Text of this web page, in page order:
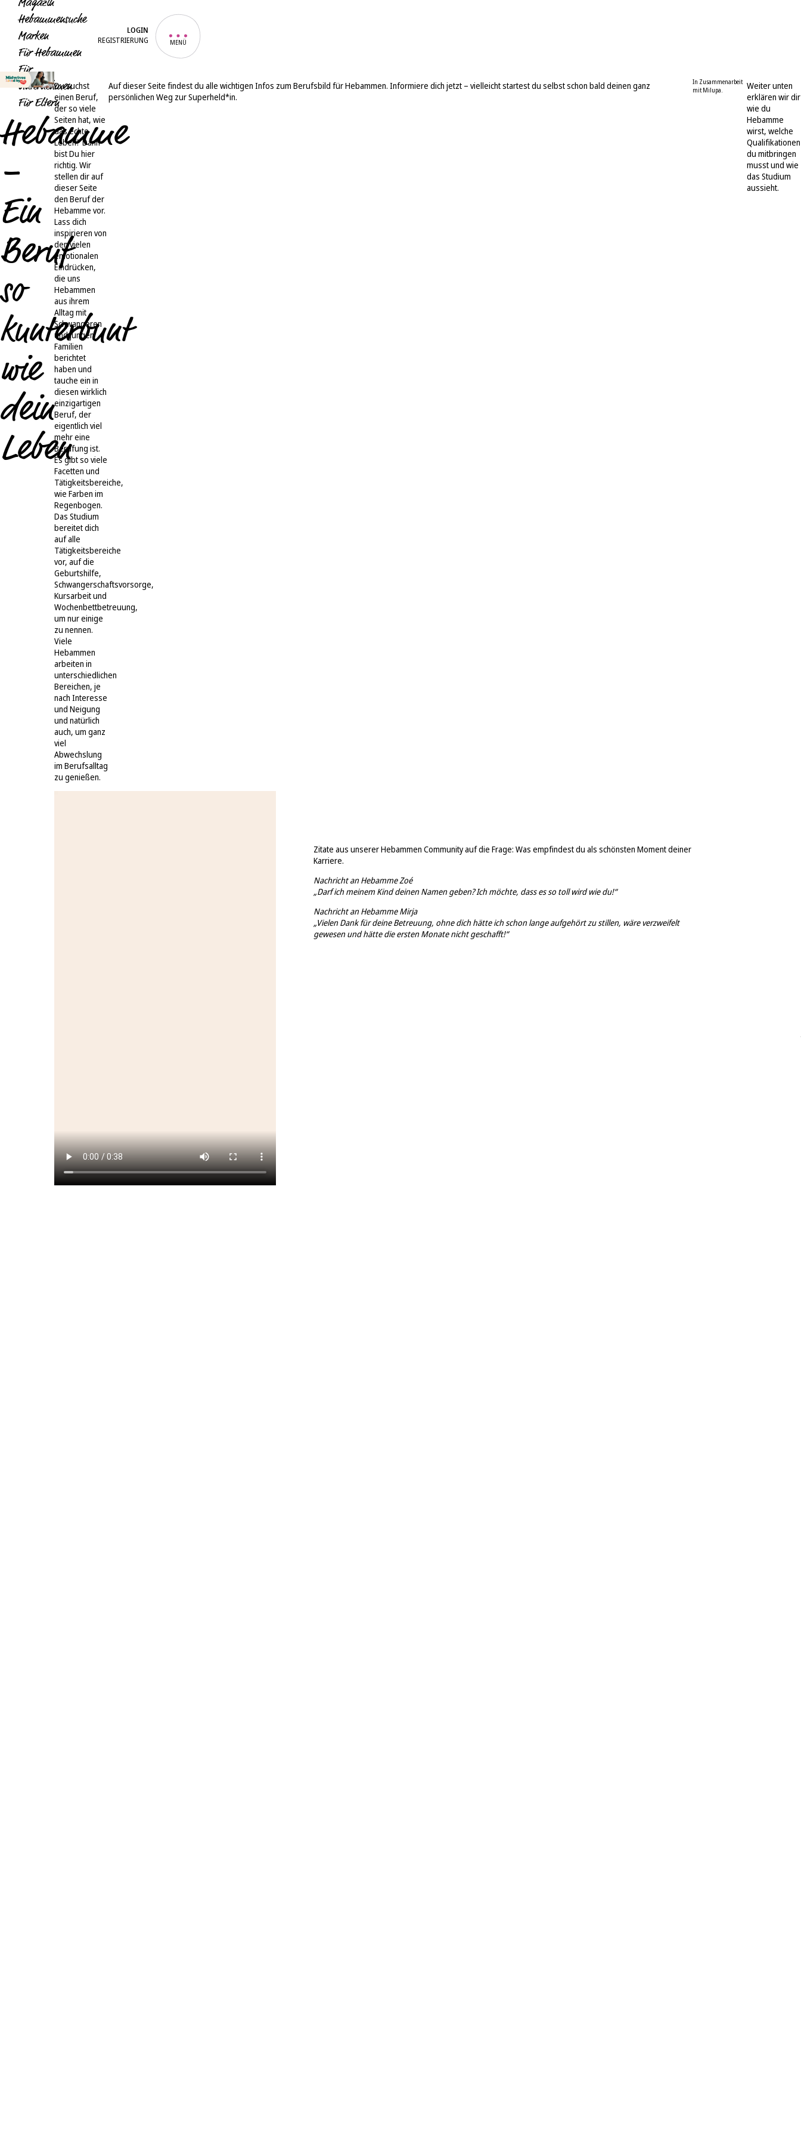
Magazin
Hebammensuche
Marken
Für Hebammen
Für
Unternehmen
Für Eltern
LOGIN
REGISTRIERUNG MENÜ
Hebamme
–
Ein
Beruf
so
kunterbunt
wie
dein
Leben
Du suchst
einen Beruf,
der so viele
Seiten hat, wie
das echte
Leben? Dann
bist Du hier
richtig. Wir
stellen dir auf
dieser Seite
den Beruf der
Hebamme vor.
Lass dich
inspirieren von
den vielen
emotionalen
Eindrücken,
die uns
Hebammen
aus ihrem
Alltag mit
Schwangeren
und jungen
Familien
berichtet
haben und
tauche ein in
diesen wirklich
einzigartigen
Beruf, der
eigentlich viel
mehr eine
Berufung ist.
Es gibt so viele
Facetten und
Tätigkeitsbereiche,
wie Farben im
Regenbogen.
Das Studium
bereitet dich
auf alle
Tätigkeitsbereiche
vor, auf die
Geburtshilfe,
Schwangerschaftsvorsorge,
Kursarbeit und
Wochenbettbetreuung,
um nur einige
zu nennen.
Viele
Hebammen
arbeiten in
unterschiedlichen
Bereichen, je
nach Interesse
und Neigung
und natürlich
auch, um ganz
viel
Abwechslung
im Berufsalltag
zu genießen.
Auf dieser Seite findest du alle wichtigen Infos zum Berufsbild für Hebammen. Informiere dich jetzt – vielleicht startest du selbst schon bald deinen ganz
persönlichen Weg zur Superheld*in.
In Zusammenarbeit
mit Milupa.
Weiter unten
erklären wir dir
wie du
Hebamme
wirst, welche
Qualifikationen
du mitbringen
musst und wie
das Studium
aussieht.
Zitate aus unserer Hebammen Community auf die Frage: Was empfindest du als schönsten Moment deiner
Karriere.
Nachricht an Hebamme Zoé
„Darf ich meinem Kind deinen Namen geben? Ich möchte, dass es so toll wird wie du!“
Nachricht an Hebamme Mirja
„Vielen Dank für deine Betreuung, ohne dich hätte ich schon lange aufgehört zu stillen, wäre verzweifelt
gewesen und hätte die ersten Monate nicht geschafft!“